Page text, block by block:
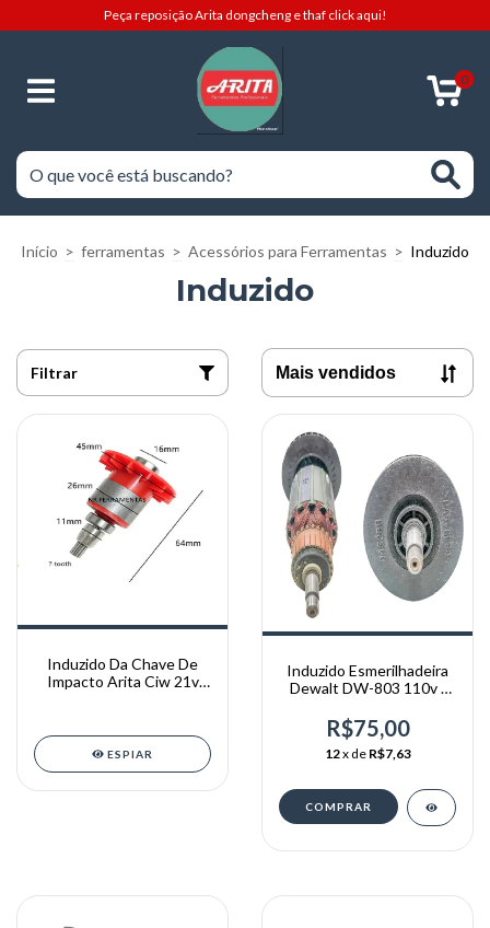
Peça reposição Arita dongcheng e thaf click aqui!
0
Início > ferramentas > Acessórios para Ferramentas > Induzido
Induzido
Filtrar
Induzido Da Chave De
Impacto Arita Ciw 21v
ESPIAR
Induzido Esmerilhadeira
Dewalt DW-803 110v -
R$75,00
12x de R$7,63